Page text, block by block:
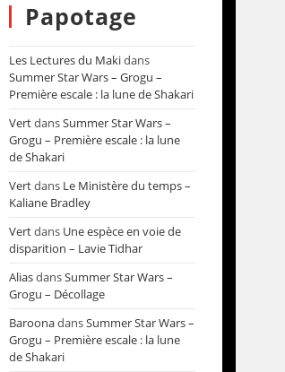
Papotage
Les Lectures du Makidans
Summer Star Wars – Grogu –
Première escale : la lune de Shakari
VertdansSummer Star Wars –
Grogu – Première escale : la lune
de Shakari
Vertdans Le Ministère du temps –
Kaliane Bradley
Vertdans Une espèce en voie de
disparition – Lavie Tidhar
AliasdansSummer Star Wars –
Grogu – Décollage
BaroonadansSummer Star Wars –
Grogu – Première escale : la lune
de Shakari